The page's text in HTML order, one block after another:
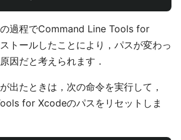
過程でCommand Line Tools for
トールしたことにより，パスが変わっ
因だと考えられます．
出たときは，次の命令を実行して，
for Xcodeのパスをリセットしま